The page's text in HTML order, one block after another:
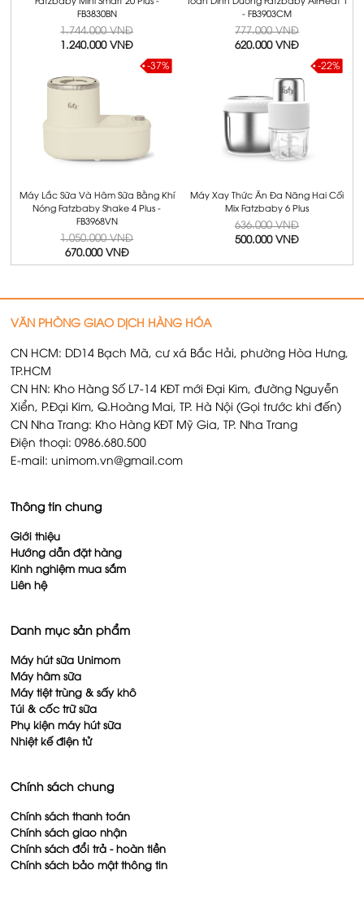
Fatzbaby Mini Smart 20 Plus -
FB3830BN
1.744.000 VNĐ
1.240.000 VNĐ
Toàn Dinh Dưỡng Fatzbaby AirHeat 1
- FB3903CM
777.000 VNĐ
620.000 VNĐ
Máy Lắc Sữa Và Hâm Sữa Bằng Khí
Nóng Fatzbaby Shake 4 Plus -
FB3968VN
1.050.000 VNĐ
670.000 VNĐ
-37%
Máy Xay Thức Ăn Đa Năng Hai Cối
Mix Fatzbaby 6 Plus
636.000 VNĐ
500.000 VNĐ
-22%
VĂN PHÒNG GIAO DỊCH HÀNG HÓA
CN HCM: DD14 Bạch Mã, cư xá Bắc Hải, phường Hòa Hưng,
TP.HCM
CN HN: Kho Hàng Số L7-14 KĐT mới Đại Kim, đường Nguyễn
Xiển, P.Đại Kim, Q.Hoàng Mai, TP. Hà Nội (Gọi trước khi đến)
CN Nha Trang: Kho Hàng KĐT Mỹ Gia, TP. Nha Trang
Điện thoại: 0986.680.500
E-mail: unimom.vn@gmail.com
Thông tin chung
Giới thiệu
Hướng dẫn đặt hàng
Kinh nghiệm mua sắm
Liên hệ
Danh mục sản phẩm
Máy hút sữa Unimom
Máy hâm sữa
Máy tiệt trùng & sấy khô
Túi & cốc trữ sữa
Phụ kiện máy hút sữa
Nhiệt kế điện tử
Chính sách chung
Chính sách thanh toán
Chính sách giao nhận
Chính sách đổi trả - hoàn tiền
Chính sách bảo mật thông tin